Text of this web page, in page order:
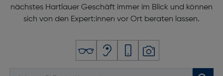
nächstes Hartlauer Geschäft immer im Blick und können
sich von den Expert:innen vor Ort beraten lassen.